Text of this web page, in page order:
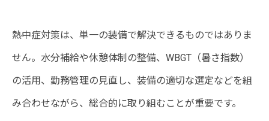
熱中症対策は、単一の装備で解決できるものではありま
せん。水分補給や休憩体制の整備、WBGT（暑さ指数）
の活用、勤務管理の見直し、装備の適切な選定などを組
み合わせながら、総合的に取り組むことが重要です。